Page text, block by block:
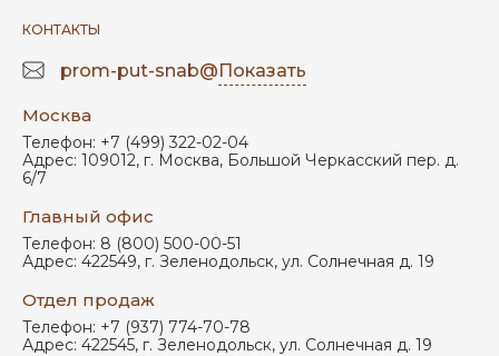
КОНТАКТЫ
prom-put-snab@Показать
Москва
Телефон: +7 (499) 322-02-04
Адрес: 109012, г. Москва, Большой Черкасский пер. д.
6/7
Главный офис
Телефон: 8 (800) 500-00-51
Адрес: 422549, г. Зеленодольск, ул. Солнечная д. 19
Отдел продаж
Телефон: +7 (937) 774-70-78
Адрес: 422545, г. Зеленодольск, ул. Солнечная д. 19